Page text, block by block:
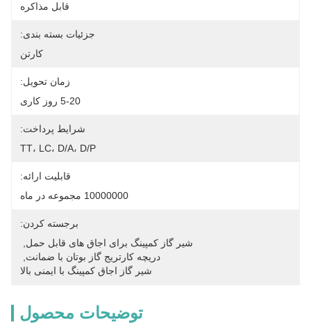
قابل مذاکره
جزئیات بسته بندی:
کارتن
زمان تحویل:
5-20 روز کاری
شرایط پرداخت:
TT، LC، D/A، D/P
قابلیت ارائه:
10000000 مجموعه در ماه
برجسته کردن:
شیر گاز کمپینگ برای اجاق های قابل حمل
دریچه کارتریج گاز بوتان با ضمانت
شیر گاز اجاق کمپینگ با ایمنی بالا
توضیحات محصول